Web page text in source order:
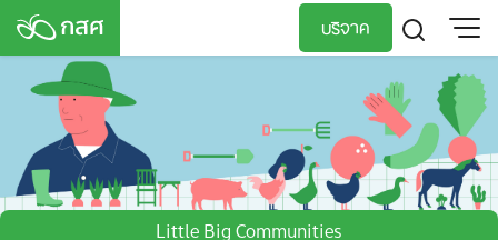
Skip
บริจาค
TH
EN
Little Big Communities